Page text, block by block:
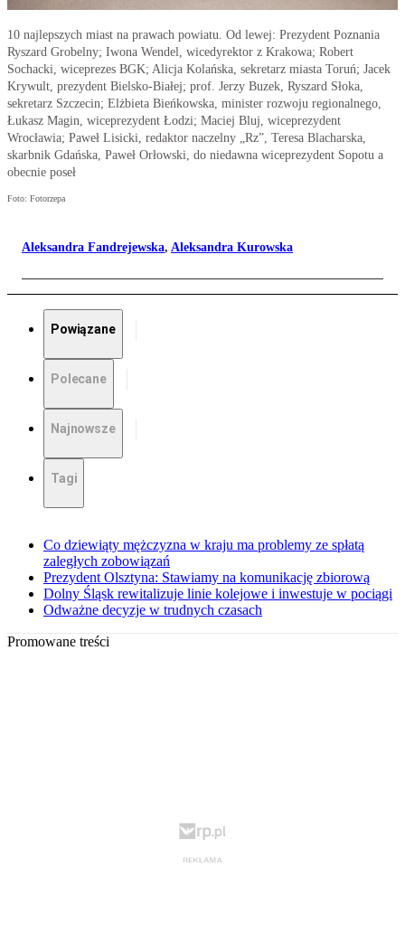
10 najlepszych miast na prawach powiatu. Od lewej: Prezydent Poznania
Ryszard Grobelny; Iwona Wendel, wicedyrektor z Krakowa; Robert
Sochacki, wiceprezes BGK; Alicja Kolańska, sekretarz miasta Toruń; Jacek
Krywult, prezydent Bielsko-Białej; prof. Jerzy Buzek, Ryszard Słoka,
sekretarz Szczecin; Elżbieta Bieńkowska, minister rozwoju regionalnego,
Łukasz Magin, wiceprezydent Łodzi; Maciej Bluj, wiceprezydent
Wrocławia; Paweł Lisicki, redaktor naczelny „Rz”, Teresa Blacharska,
skarbnik Gdańska, Paweł Orłowski, do niedawna wiceprezydent Sopotu a
obecnie poseł
Foto: Fotorzepa
Aleksandra Fandrejewska, Aleksandra Kurowska
Powiązane
Polecane
Najnowsze
Tagi
Co dziewiąty mężczyzna w kraju ma problemy ze spłatą
zaległych zobowiązań
Prezydent Olsztyna: Stawiamy na komunikację zbiorową
Dolny Śląsk rewitalizuje linie kolejowe i inwestuje w pociągi
Odważne decyzje w trudnych czasach
Promowane treści